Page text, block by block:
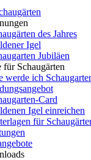
des Jahres
Igel
Jubiläen
für Schaugärten
werde ich
Card
Igel einreichen
für